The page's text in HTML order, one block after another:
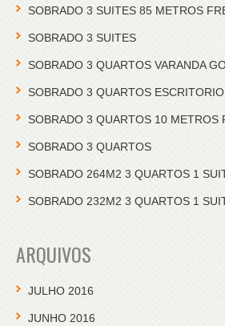
SOBRADO 3 SUITES 85 METROS
SOBRADO 3 SUITES
SOBRADO 3 QUARTOS VARANDA
SOBRADO 3 QUARTOS ESCRITORIO
SOBRADO 3 QUARTOS 10 METROS
SOBRADO 3 QUARTOS
SOBRADO 264M2 3 QUARTOS 1
SOBRADO 232M2 3 QUARTOS 1
ARQUIVOS
JULHO 2016
JUNHO 2016